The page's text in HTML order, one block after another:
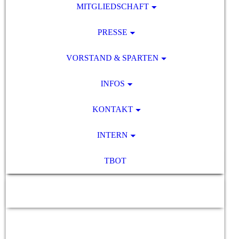
MITGLIEDSCHAFT
PRESSE
VORSTAND & SPARTEN
INFOS
KONTAKT
INTERN
TBOT